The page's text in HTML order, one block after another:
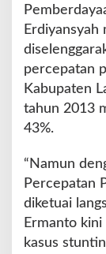
Erdiyansyah
percepatan
Kabupaten
tahun 2013
43%.
“Namun
Percepatan
diketuai
Ermanto
kasus